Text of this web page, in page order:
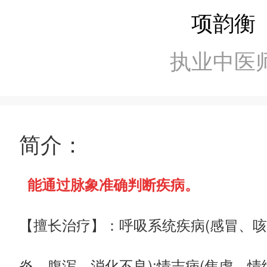
项韵衡
执业中医
简介：
能通过脉象准确判断疾病。
【擅长治疗】：呼吸系统疾病(感冒、